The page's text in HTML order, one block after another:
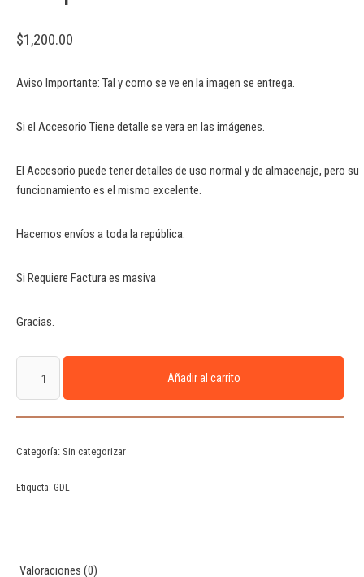
$1,200.00
Aviso Importante: Tal y como se ve en la imagen se entrega.
Si el Accesorio Tiene detalle se vera en las imágenes.
El Accesorio puede tener detalles de uso normal y de almacenaje, pero su
funcionamiento es el mismo excelente.
Hacemos envíos a toda la república.
Si Requiere Factura es masiva
Gracias.
Añadir al carrito
Categoría: Sin categorizar
Etiqueta: GDL
Valoraciones (0)